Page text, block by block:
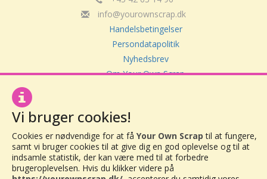
info@yourownscrap.dk
Handelsbetingelser
Persondatapolitik
Nyhedsbrev
Om Your Own Scrap
Your Own Scrap
CVR: 30416082
Vor Frue Hovedgade 20
4000 Roskilde
Vi bruger cookies!
Cookies er nødvendige for at få Your Own Scrap til at fungere,
samt vi bruger cookies til at give dig en god oplevelse og til at
indsamle statistik, der kan være med til at forbedre
brugeroplevelsen. Hvis du klikker videre på